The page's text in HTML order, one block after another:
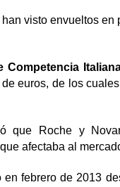
visto envueltos
Competencia
euros, de los
que Roche y
afectaba al
febrero de 2013